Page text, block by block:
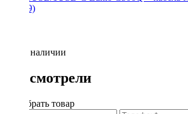
(70019)
Нет в наличии
Вы смотрели
Подобрать товар